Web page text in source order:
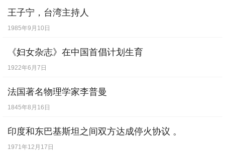
生】
6月29日] -
6月30日] - 美国颁布确保食品和药品纯洁性
法案
9月25日
9月28日] -清政府决定对八旗进行整顿。
王子宁，台湾主持人
1985年9月10日
《妇女杂志》在中国首倡计划生育
1922年6月7日
法国著名物理学家李普曼
1845年8月16日
印度和东巴基斯坦之间双方达成停火协议 。
1971年12月17日